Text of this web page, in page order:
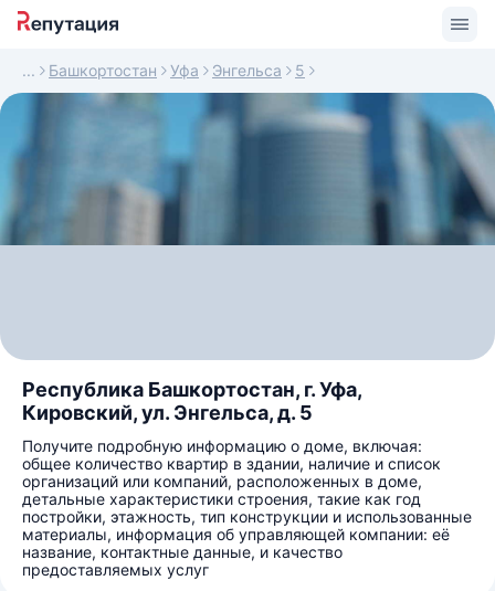
Башкортостан Уфа Энгельса 5
Республика Башкортостан, г. Уфа,
Кировский, ул. Энгельса, д. 5
Получите подробную информацию о доме, включая:
общее количество квартир в здании, наличие и список
организаций или компаний, расположенных в доме,
детальные характеристики строения, такие как год
постройки, этажность, тип конструкции и использованные
материалы, информация об управляющей компании: её
название, контактные данные, и качество
предоставляемых услуг